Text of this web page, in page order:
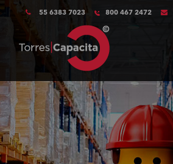
55 6383 7023 800 467 2472